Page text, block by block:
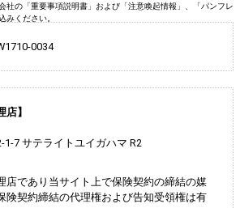
社の「重要事項説明書」および「注意喚起情報」、「パンフレ
みください。
0034
店】
7 サテライトユイガハマ R2
店であり当サイト上で保険契約の締結の媒
険契約締結の代理権および告知受領権は有